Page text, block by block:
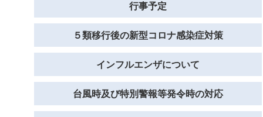
行事予定
５類移行後の新型コロナ感染症対策
インフルエンザについて
台風時及び特別警報等発令時の対応